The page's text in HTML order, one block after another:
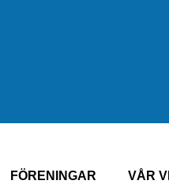
FÖRENINGAR VÅR